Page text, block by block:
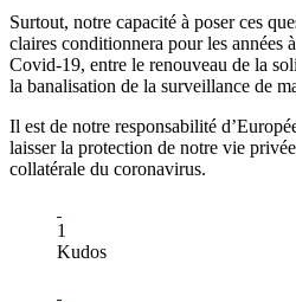
Surtout, notre capacité à poser ces
claires conditionnera pour les années
Covid-19, entre le renouveau de la
la banalisation de la surveillance de
Il est de notre responsabilité
laisser la protection de notre vie
collatérale du coronavirus.
1
Kudos